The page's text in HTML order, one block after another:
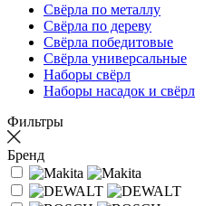
Свёрла по металлу
Свёрла по дереву
Свёрла победитовые
Свёрла универсальные
Наборы свёрл
Наборы насадок и свёрл
Фильтры
Бренд